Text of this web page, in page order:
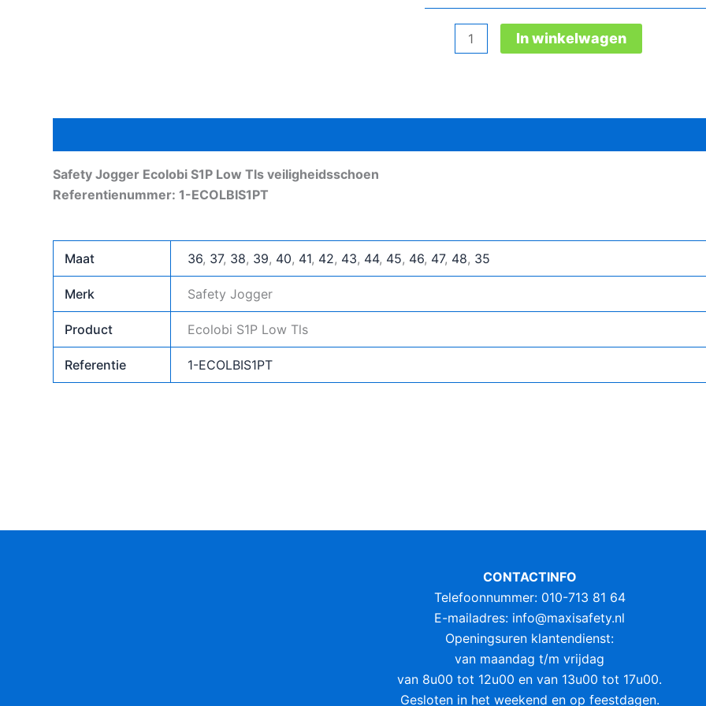
Jogger
Low
veiligheidsschoen
In winkelwagen
Safety Jogger Ecolobi S1P Low Tls veiligheidsschoen
Referentienummer: 1-ECOLBIS1PT
Maat 36, 37, 38, 39, 40, 41, 42, 43, 44, 45, 46, 47, 48, 35
Merk Safety Jogger
Product Ecolobi S1P Low Tls
Referentie 1-ECOLBIS1PT
CONTACTINFO
Telefoonnummer: 010-713 81 64
E-mailadres: info@maxisafety.nl
Openingsuren klantendienst:
van maandag t/m vrijdag
van 8u00 tot 12u00 en van 13u00 tot 17u00.
Gesloten in het weekend en op feestdagen.